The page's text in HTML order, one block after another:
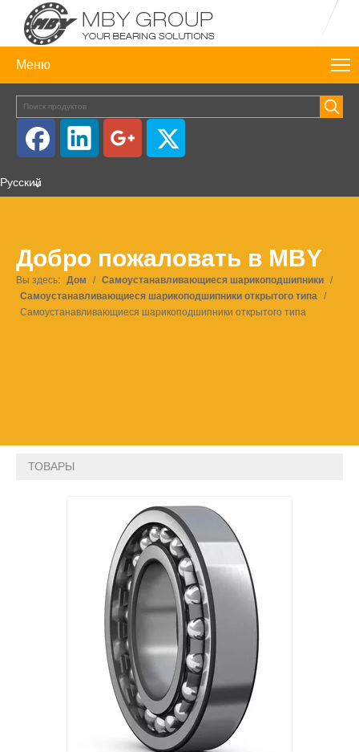
Меню
Pусский
Добро пожаловать в MBY
Вы здесь: Дом / Самоустанавливающиеся шарикоподшипники /
Самоустанавливающиеся шарикоподшипники открытого типа /
Самоустанавливающиеся шарикоподшипники открытого типа
ТОВАРЫ